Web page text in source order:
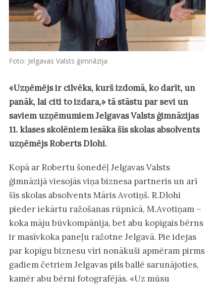
Foto: Jelgavas Valsts ģimnāzija
«Uzņēmējs ir cilvēks, kurš izdomā, ko darīt, un
panāk, lai citi to izdara,» tā stāstu par sevi un
saviem uzņēmumiem Jelgavas Valsts ģimnāzijas
11. klases skolēniem iesāka šīs skolas absolvents
uzņēmējs Roberts Dlohi.
Kopā ar Robertu šonedēļ Jelgavas Valsts
ģimnāzijā viesojās viņa biznesa partneris un arī
šīs skolas absolvents Māris Avotiņš. R.Dlohi
pieder iekārtu ražošanas rūpnīcā, M.Avotiņam –
koka māju būvkompānija, bet abu kopīgais bērns
ir masīvkoka paneļu ražotne Jelgavā. Pie idejas
par kopīgu biznesu vīri nonākuši apmēram pirms
gadiem četriem Jelgavas pils ballē sarunājoties,
kamēr abu bērni fotografējās. «Uz mūsu